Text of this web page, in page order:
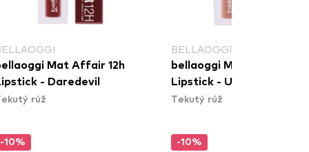
Mat Affair 12h
- Daredevil
rúž
-10%
BELLAOGGI
bellaoggi Mat Affair 12h
Lipstick - Undressed
Tekutý rúž
-10%